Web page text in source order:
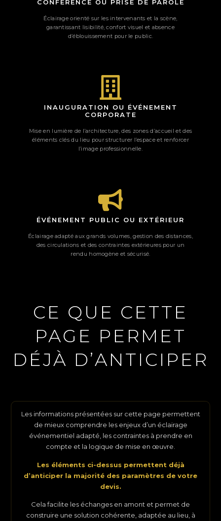
CONFÉRENCE OU PRISE DE PAROLE
Éclairage orienté sur les intervenants et la scène,
garantissant lisibilité, confort visuel et absence
d’éblouissement pour le public.
INAUGURATION OU ÉVÉNEMENT
CORPORATE
Mise en lumière de l’architecture, des zones d’accueil et des
éléments clés du lieu pour structurer l’espace et renforcer
l’image professionnelle.
ÉVÉNEMENT PUBLIC OU EXTÉRIEUR
Éclairage adapté aux grands volumes, gestion des distances,
des circulations et des contraintes extérieures pour un
rendu homogène et sécurisé.
CE QUE CETTE
PAGE PERMET
DÉJÀ D’ANTICIPER
Les informations présentées sur cette page permettent
de mieux comprendre les enjeux d’un éclairage
événementiel adapté, les contraintes à prendre en
compte et la logique de mise en œuvre.
Les éléments ci-dessus permettent déjà
d’anticiper la majorité des paramètres de votre
devis.
Cela facilite les échanges en amont et permet de
construire une solution cohérente, adaptée au lieu, à